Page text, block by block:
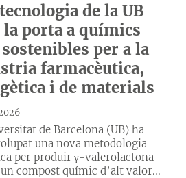
de la UB
la porta a químics
per a la
farmacèutica,
i de materials
de Barcelona (UB) ha
una nova metodologia
per produir γ-valerolactona
compost químic d’alt valor...